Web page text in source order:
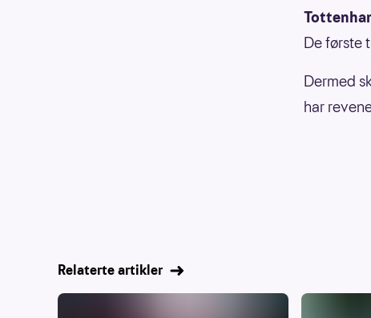
De første
Dermed
har
Relaterte artikler